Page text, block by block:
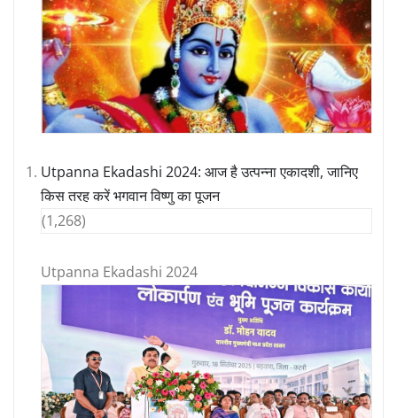
Utpanna Ekadashi 2024: आज है उत्पन्ना एकादशी, जानिए
किस तरह करें भगवान विष्णु का पूजन
(1,268)
Utpanna Ekadashi 2024